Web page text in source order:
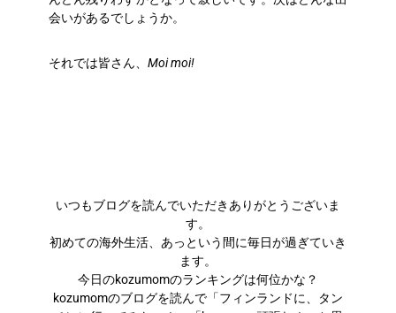
会いがあるでしょうか。
それでは皆さん、 Moi moi!
いつもブログを読んでいただきありがとうございま
す。
初めての海外生活、あっという間に毎日が過ぎていき
ます。
今日のkozumomのランキングは何位かな？
kozumomのブログを読んで「フィンランドに、タン